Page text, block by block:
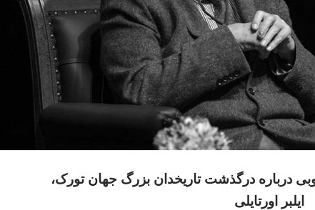
درباره درگذشت تاریخدان بزرگ جهان تورک،
ایلبر اورتایلی